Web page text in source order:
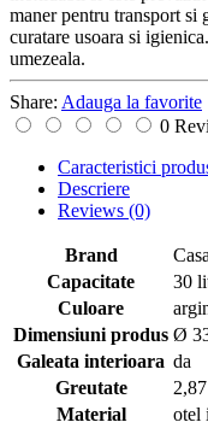
maner pentru transport si
curatare usoara si
umezeala.
Share: Adauga la favorite
0
Caracteristici
Descriere
Reviews (0)
Brand
Capacitate
30
Culoare
Dimensiuni produs Ø
Galeata interioara da
Greutate
Material
otel